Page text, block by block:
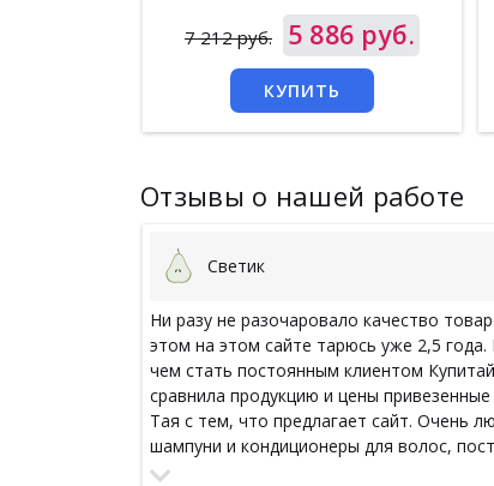
7 212 руб.
Цена 5 886 руб.
КУПИТЬ
Отзывы о нашей работе
Светик
Ни разу не разочаровало качество
этом на этом сайте тарюсь уже 2,5
чем стать постоянным клиентом
сравнила продукцию и цены
Тая с тем, что предлагает сайт. Очень
шампуни и кондиционеры для волос,
их беру, а еще поклонница тайской